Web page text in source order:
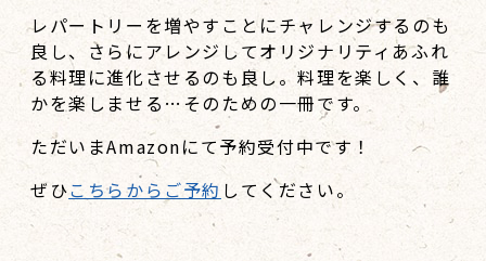
レパートリーを増やすことにチャレンジするのも
良し、さらにアレンジしてオリジナリティあふれ
る料理に進化させるのも良し。料理を楽しく、誰
かを楽しませる…そのための一冊です。
ただいまAmazonにて予約受付中です！
ぜひこちらからご予約 してください。